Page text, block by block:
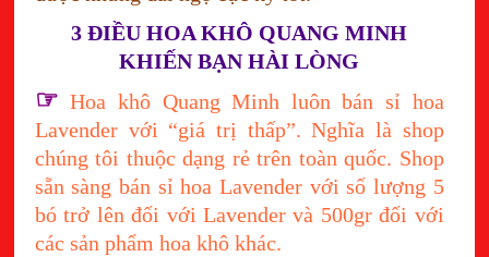
3 ĐIỀU HOA KHÔ QUANG MINH
KHIẾN BẠN HÀI LÒNG
☞ Hoa khô Quang Minh luôn bán sỉ hoa
Lavender với “giá trị thấp”. Nghĩa là shop
chúng tôi thuộc dạng rẻ trên toàn quốc. Shop
sẵn sàng bán sỉ hoa Lavender với số lượng 5
bó trở lên đối với Lavender và 500gr đối với
các sản phẩm hoa khô khác.